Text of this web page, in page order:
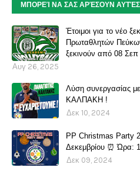
ΜΠΟΡΕΊ ΝΑ ΣΑΣ ΑΡΈΣΟΥΝ ΑΥΤΈΣ
Έτοιμοι για το νέο
Πρωταθλητών
ξεκινούν από 08
Αυγ 26, 2025
Λύση συνεργασίας
ΚΑΛΠΑΚΗ !
Δεκ 10, 2024
PP Christmas Party
Δεκεμβρίου ⏰ Ώρα:
Δεκ 09, 2024